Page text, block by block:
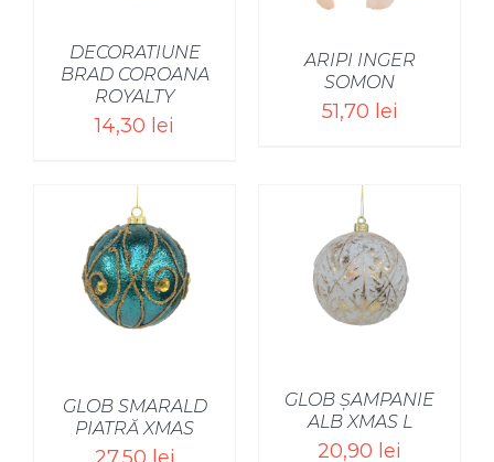
DECORATIUNE
BRAD COROANA
ROYALTY
14,30 lei
ARIPI INGER
SOMON
51,70 lei
GLOB SMARALD
PIATRĂ XMAS
GLOB ȘAMPANIE
ALB XMAS L
20,90 lei